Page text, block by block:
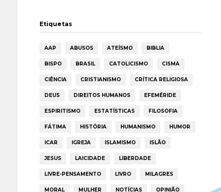
Etiquetas
AAP ABUSOS ATEÍSMO BIBLIA
BISPO BRASIL CATOLICISMO CISMA
CIÊNCIA CRISTIANISMO CRÍTICA RELIGIOSA
DEUS DIREITOS HUMANOS EFEMÉRIDE
ESPIRITISMO ESTATÍSTICAS FILOSOFIA
FÁTIMA HISTÓRIA HUMANISMO HUMOR
ICAR IGREJA ISLAMISMO ISLÃO
JESUS LAICIDADE LIBERDADE
LIVRE-PENSAMENTO LIVRO MILAGRES
MORAL MULHER NOTÍCIAS OPINIÃO